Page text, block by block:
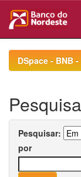
navigationDSpace - BNB
Pesquisar:
por